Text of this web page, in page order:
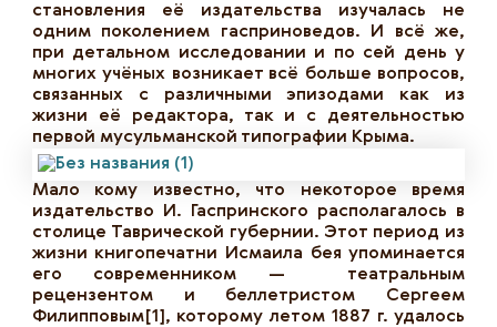
становления её издательства изучалась не
одним поколением гасприноведов. И всё же,
при детальном исследовании и по сей день у
многих учёных возникает всё больше вопросов,
связанных с различными эпизодами как из
жизни её редактора, так и с деятельностью
первой мусульманской типографии Крыма.
Мало кому известно, что некоторое время
издательство И. Гаспринского располагалось в
столице Таврической губернии. Этот период из
жизни книгопечатни Исмаила бея упоминается
его современником — театральным
рецензентом и беллетристом Сергеем
Филипповым[1], которому летом 1887 г. удалось